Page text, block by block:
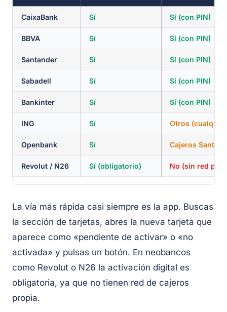
CaixaBank Sí Sí (con PIN)
BBVA Sí Sí (con PIN)
Santander Sí Sí (con PIN)
Sabadell Sí Sí (con PIN)
Bankinter Sí Sí (con PIN)
ING Sí Otros
Openbank Sí Cajeros
Revolut / N26 Sí (obligatorio) No (sin red
La vía más rápida casi siempre es la app. Buscas
la sección de tarjetas, abres la nueva tarjeta que
aparece como «pendiente de activar» o «no
activada» y pulsas un botón. En neobancos
como Revolut o N26 la activación digital es
obligatoria, ya que no tienen red de cajeros
propia.